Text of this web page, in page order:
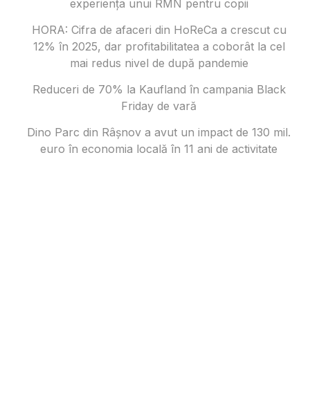
experiența unui RMN pentru copii
HORA: Cifra de afaceri din HoReCa a crescut cu
12% în 2025, dar profitabilitatea a coborât la cel
mai redus nivel de după pandemie
Reduceri de 70% la Kaufland în campania Black
Friday de vară
Dino Parc din Râșnov a avut un impact de 130 mil.
euro în economia locală în 11 ani de activitate